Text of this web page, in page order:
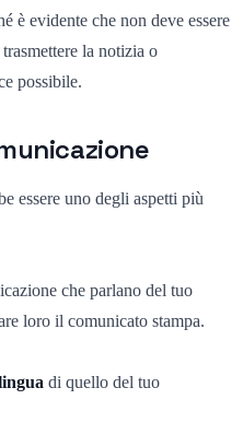
è evidente che non deve essere
la notizia o
possibile.
essere uno degli aspetti più
che parlano del tuo
loro il comunicato stampa.
di quello del tuo